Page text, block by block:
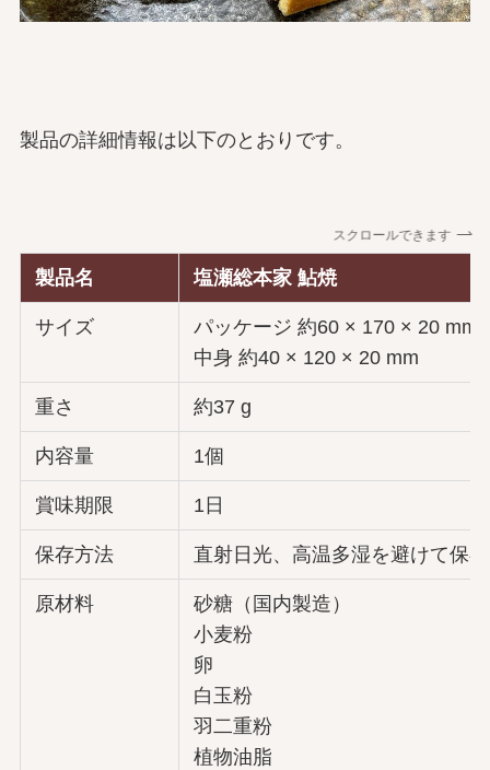
製品の詳細情報は以下のとおりです。
スクロールできます
製品名 塩瀬総本家 鮎焼
サイズ
パッケージ 約60 × 170 × 20 mm
中身 約40 × 120 × 20 mm
重さ 約37 g
内容量 1個
賞味期限 1日
保存方法 直射日光、高温多湿を避けて保存
原材料
砂糖（国内製造）
小麦粉
卵
白玉粉
羽二重粉
植物油脂